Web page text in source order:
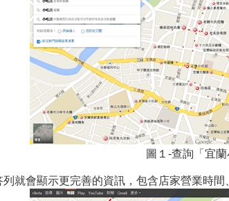
圖１-查詢「宜蘭
就會顯示更完善的資訊，包含店家營業時